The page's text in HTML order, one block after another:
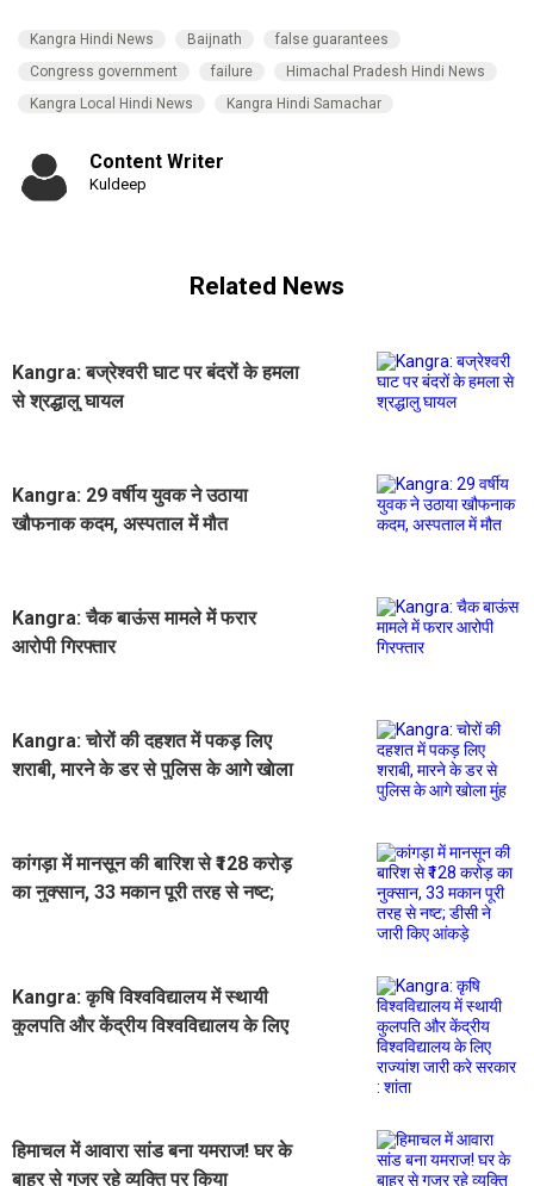
Kangra Hindi News Baijnath
false guarantees
Congress government
failure
Himachal Pradesh Hindi News
Kangra Local Hindi News
Kangra Hindi Samachar
Content Writer
Kuldeep
Related News
Kangra: बज्रेश्वरी घाट पर बंदरों के हमला
से श्रद्धालु घायल
Kangra: 29 वर्षीय युवक ने उठाया
खौफनाक कदम, अस्पताल में मौत
Kangra: चैक बाऊंस मामले में फरार
आरोपी गिरफ्तार
Kangra: चोरों की दहशत में पकड़ लिए
शराबी, मारने के डर से पुलिस के आगे खाेला
कांगड़ा में मानसून की बारिश से ₹128 करोड़
का नुक्सान, 33 मकान पूरी तरह से नष्ट;
Kangra: कृषि विश्वविद्यालय में स्थायी
कुलपति और केंद्रीय विश्वविद्यालय के लिए
हिमाचल में आवारा सांड बना यमराज! घर के
बाहर से गुजर रहे व्यक्ति पर किया